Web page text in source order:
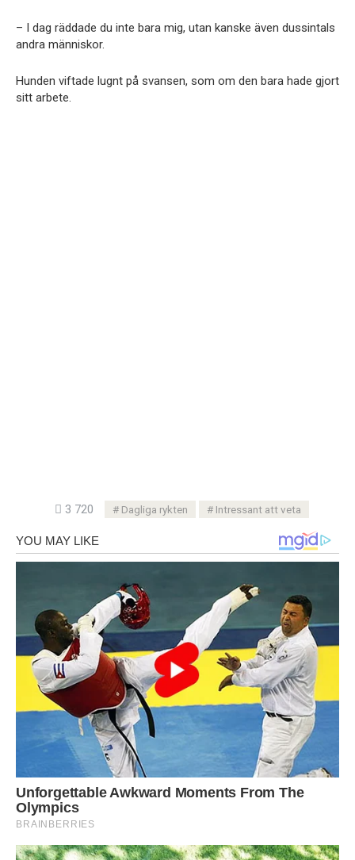
– I dag räddade du inte bara mig, utan kanske även dussintals
andra människor.
Hunden viftade lugnt på svansen, som om den bara hade gjort
sitt arbete.
3 720 Dagliga rykten Intressant att veta